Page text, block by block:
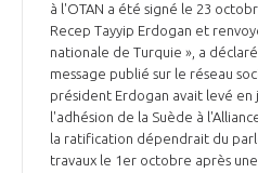
à l'OTAN a été signé le 23
Recep Tayyip Erdogan et
nationale de Turquie », a
message publié sur le réseau
président Erdogan avait levé
l'adhésion de la Suède à
la ratification dépendrait du
travaux le 1er octobre après